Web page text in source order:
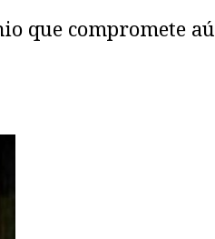
que compromete